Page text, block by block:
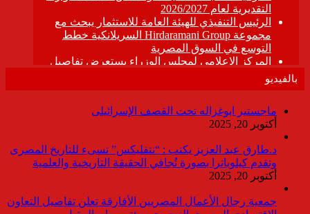
بالفيديو
ماجستير ابوغزاله تحت القصف الإسرائيلى
أكتوبر 20, 2025
د.طارق عبد العزيز يكتب : “نتفليكس” تسىء للتاريخ المصرى
وتقدم كيلوباترا بصورة تُجافي الحقيقة التاريخية والعلمية
أكتوبر 20, 2025
جمعية رجال الأعمال المصريين الأفارقة تعلن تفاصيل التعاون